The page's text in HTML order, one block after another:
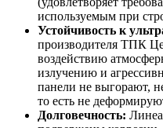
используемым при
Устойчивость к
производителя ТПК
воздействию
излучению и
панели не выгорают,
то есть не
Долговечность: